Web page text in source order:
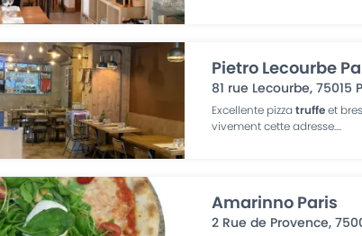
Pietro Lecourbe
81 rue Lecourbe,75015
Excellente pizzatruffeet
vivement cette adresse....
Amarinno Paris
2 Rue de Provence,